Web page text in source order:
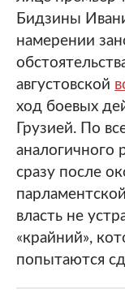
Бидзины
намерении
августовской
ход боевых
Грузией. По
аналогичного
сразу после
власть не
«крайний»,
попытаются